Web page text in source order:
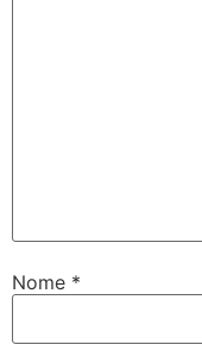
Nome *